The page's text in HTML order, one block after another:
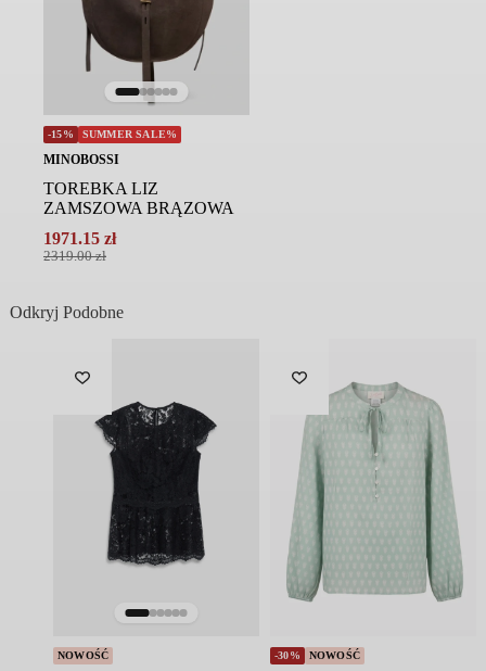
-15% SUMMER SALE%
MINOBOSSI
TOREBKA LIZ
ZAMSZOWA BRĄZOWA
2319.00zł
Pierwotna
2319.00 zł.
1971.15 zł
Aktualna
1971.15 zł.
Odkryj Podobne
NOWOŚĆ -30% NOWOŚĆ